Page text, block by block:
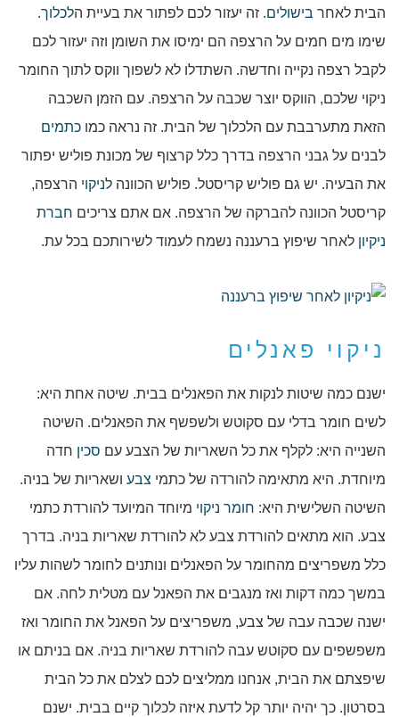
הבית לאחר בישולים. זה יעזור לכם לפתור את בעיית הלכלוך.
שימו מים חמים על הרצפה הם ימיסו את השומן וזה יעזור לכם
לקבל רצפה נקייה וחדשה. השתדלו לא לשפוך ווקס לתוך החומר
ניקוי שלכם, הווקס יוצר שכבה על הרצפה. עם הזמן השכבה
הזאת מתערבבת עם הלכלוך של הבית. זה נראה כמו כתמים
לבנים על גבני הרצפה בדרך כלל קרצוף של מכונת פוליש יפתור
את הבעיה. יש גם פוליש קריסטל. פוליש הכוונה לניקוי הרצפה,
קריסטל הכוונה להברקה של הרצפה. אם אתם צריכים חברת
ניקיון לאחר שיפוץ ברעננה נשמח לעמוד לשירותכם בכל עת.
ניקוי פאנלים
ישנם כמה שיטות לנקות את הפאנלים בבית. שיטה אחת היא:
לשים חומר בדלי עם סקוטש ולשפשף את הפאנלים. השיטה
השנייה היא: לקלף את כל השאריות של הצבע עם סכין חדה
מיוחדת. היא מתאימה להורדה של כתמי צבע ושאריות של בניה.
השיטה השלישית היא: חומר ניקוי מיוחד המיועד להורדת כתמי
צבע. הוא מתאים להורדת צבע לא להורדת שאריות בניה. בדרך
כלל משפריצים מהחומר על הפאנלים ונותנים לחומר לשהות עליו
במשך כמה דקות ואז מנגבים את הפאנל עם מטלית לחה. אם
ישנה שכבה עבה של צבע, משפריצים על הפאנל את החומר ואז
משפשפים עם סקוטש עבה להורדת שאריות בניה. אם בניתם או
שיפצתם את הבית, אנחנו ממליצים לכם לצלם את כל הבית
בסרטון. כך יהיה יותר קל לדעת איזה לכלוך קיים בבית. ישנם